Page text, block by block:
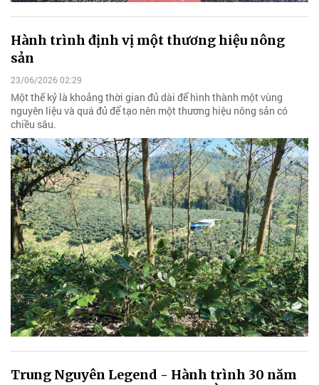
Hành trình định vị một thương hiệu nông
sản
23/06/2026 02:29
Một thế kỷ là khoảng thời gian đủ dài để hình thành một vùng
nguyên liệu và quá đủ để tạo nên một thương hiệu nông sản có
chiều sâu.
Trung Nguyên Legend - Hành trình 30 năm